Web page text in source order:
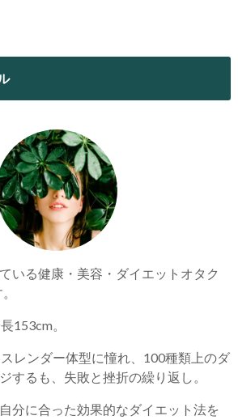
いる健康・美容・ダイエットオタク
153cm。
レンダー体型に憧れ、100種類上のダ
するも、失敗と挫折の繰り返し。
分に合った効果的なダイエット法を